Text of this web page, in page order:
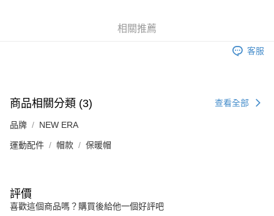
相關推薦
客服
商品相關分類 (3) 查看全部
品牌 NEW ERA
運動配件 帽款 保暖帽
評價
喜歡這個商品嗎？購買後給他一個好評吧